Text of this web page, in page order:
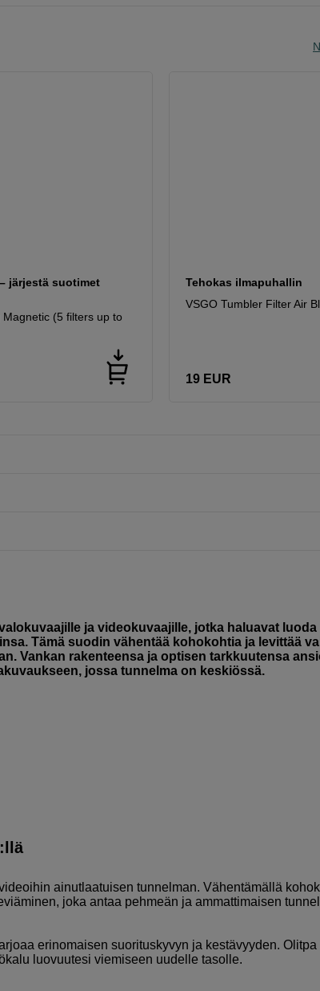
järjestä suotimet
Magnetic (5 filters up to
Tehokas ilmapuhallin
VSGO Tumbler Filter Air
19 EUR
ja videokuvaajille, jotka haluavat luoda
Tämä suodin vähentää kohokohtia ja levittää
Vankan rakenteensa ja optisen tarkkuutensa
jossa tunnelma on keskiössä.
ainutlaatuisen tunnelman. Vähentämällä
joka antaa pehmeän ja ammattimaisen
erinomaisen suorituskyvyn ja kestävyyden. Olitpa
luovuutesi viemiseen uudelle tasolle.